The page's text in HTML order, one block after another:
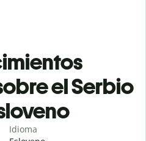
el Serbio
Idioma